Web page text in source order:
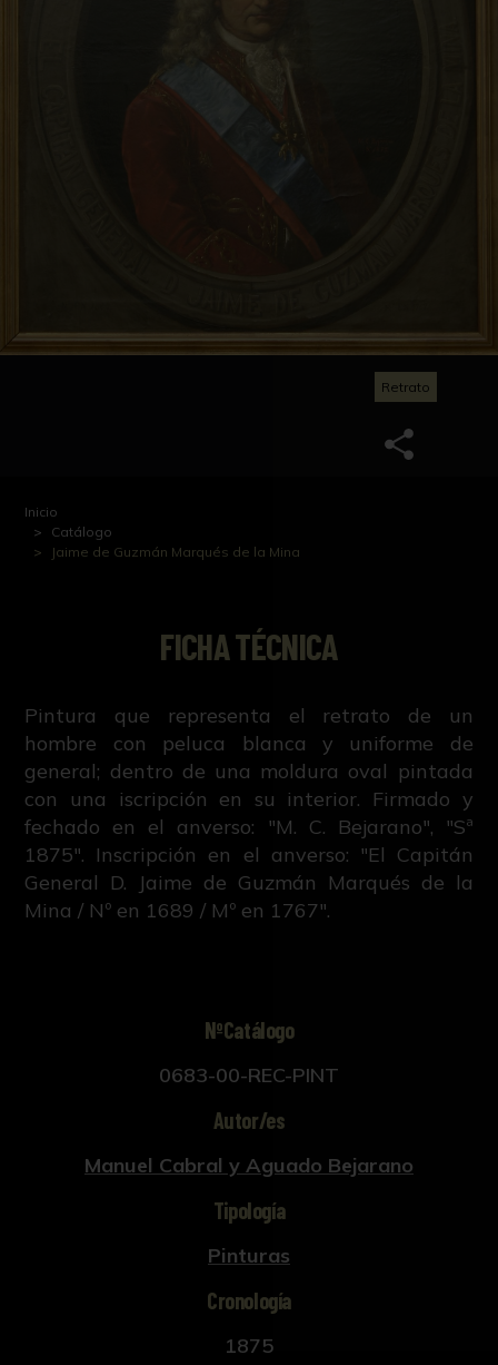
Retrato
Inicio
Catálogo
Jaime de Guzmán Marqués de la Mina
FICHA TÉCNICA
Pintura que representa el retrato de un
hombre con peluca blanca y uniforme de
general; dentro de una moldura oval pintada
con una iscripción en su interior. Firmado y
fechado en el anverso: "M. C. Bejarano", "Sª
1875". Inscripción en el anverso: "El Capitán
General D. Jaime de Guzmán Marqués de la
Mina / Nº en 1689 / Mº en 1767".
NºCatálogo
0683-00-REC-PINT
Autor/es
Manuel Cabral y Aguado Bejarano
Tipología
Pinturas
Cronología
1875